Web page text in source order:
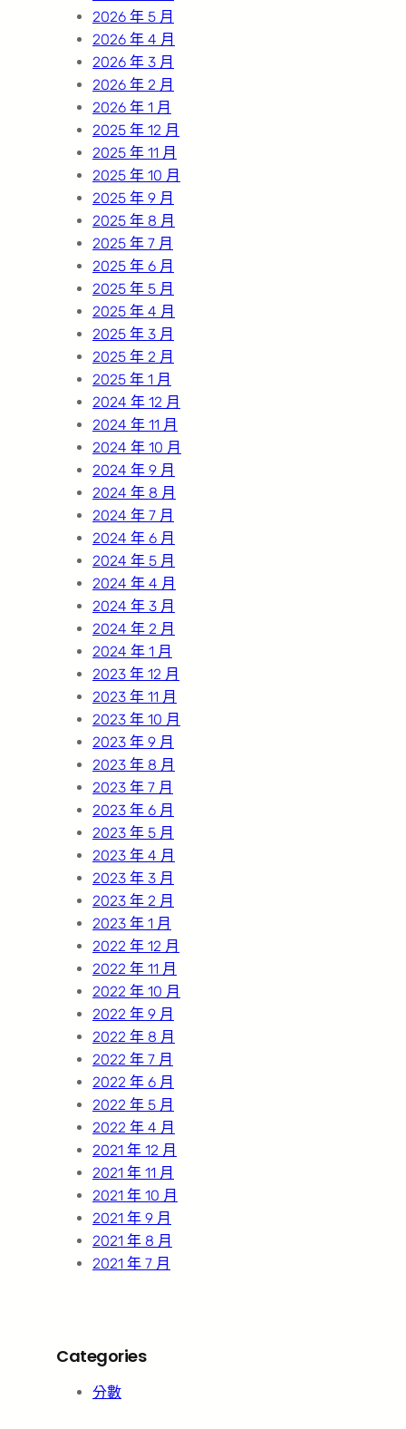
2026 年 5 月
2026 年 4 月
2026 年 3 月
2026 年 2 月
2026 年 1 月
2025 年 12 月
2025 年 11 月
2025 年 10 月
2025 年 9 月
2025 年 8 月
2025 年 7 月
2025 年 6 月
2025 年 5 月
2025 年 4 月
2025 年 3 月
2025 年 2 月
2025 年 1 月
2024 年 12 月
2024 年 11 月
2024 年 10 月
2024 年 9 月
2024 年 8 月
2024 年 7 月
2024 年 6 月
2024 年 5 月
2024 年 4 月
2024 年 3 月
2024 年 2 月
2024 年 1 月
2023 年 12 月
2023 年 11 月
2023 年 10 月
2023 年 9 月
2023 年 8 月
2023 年 7 月
2023 年 6 月
2023 年 5 月
2023 年 4 月
2023 年 3 月
2023 年 2 月
2023 年 1 月
2022 年 12 月
2022 年 11 月
2022 年 10 月
2022 年 9 月
2022 年 8 月
2022 年 7 月
2022 年 6 月
2022 年 5 月
2022 年 4 月
2021 年 12 月
2021 年 11 月
2021 年 10 月
2021 年 9 月
2021 年 8 月
2021 年 7 月
Categories
分數